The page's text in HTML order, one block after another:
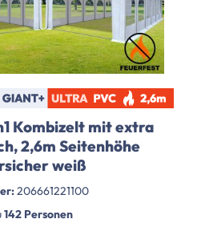
Kombizelt mit extra
2,6m Seitenhöhe
weiß
206661221100
142 Personen